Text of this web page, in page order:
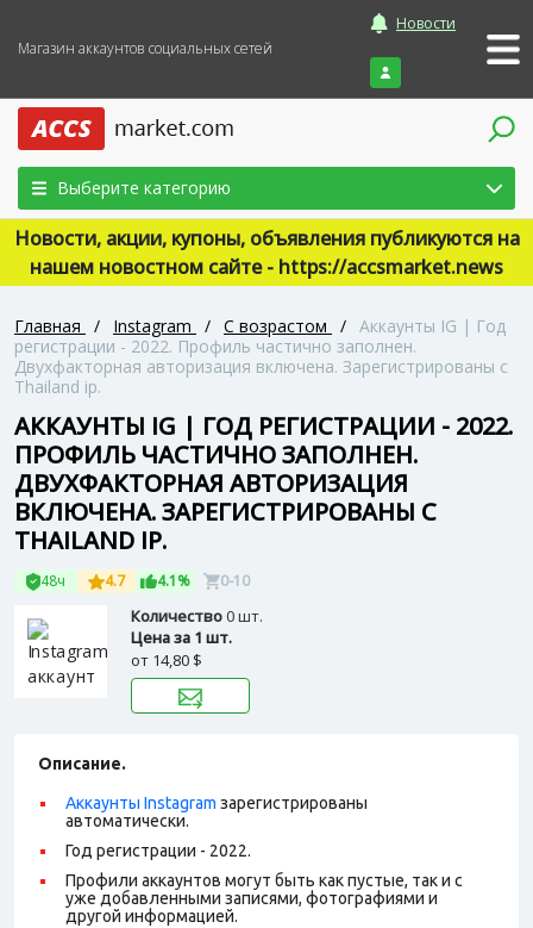
Магазин аккаунтов социальных сетей
Новости
Войти
Выберите категорию
Новости, акции, купоны, объявления публикуются на
нашем новостном сайте - https://accsmarket.news
Главная / Instagram / С возрастом / Аккаунты IG | Год
регистрации - 2022. Профиль частично заполнен.
Двухфакторная авторизация включена. Зарегистрированы с
Thailand ip.
АККАУНТЫ IG | ГОД РЕГИСТРАЦИИ - 2022.
ПРОФИЛЬ ЧАСТИЧНО ЗАПОЛНЕН.
ДВУХФАКТОРНАЯ АВТОРИЗАЦИЯ
ВКЛЮЧЕНА. ЗАРЕГИСТРИРОВАНЫ С
THAILAND IP.
48ч 4.7 4.1% 0-10
Количество0 шт.
Цена за 1 шт.
от 14,80 $
Описание.
Аккаунты Instagram зарегистрированы
автоматически.
Год регистрации - 2022.
Профили аккаунтов могут быть как пустые, так и с
уже добавленными записями, фотографиями и
другой информацией.